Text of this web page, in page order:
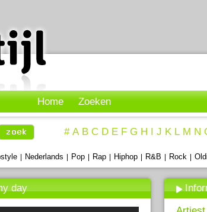
Home Zoeken
# A B C D E F G H I J K L M N
Nederlands Pop Rap Hiphop R&B Rock
day